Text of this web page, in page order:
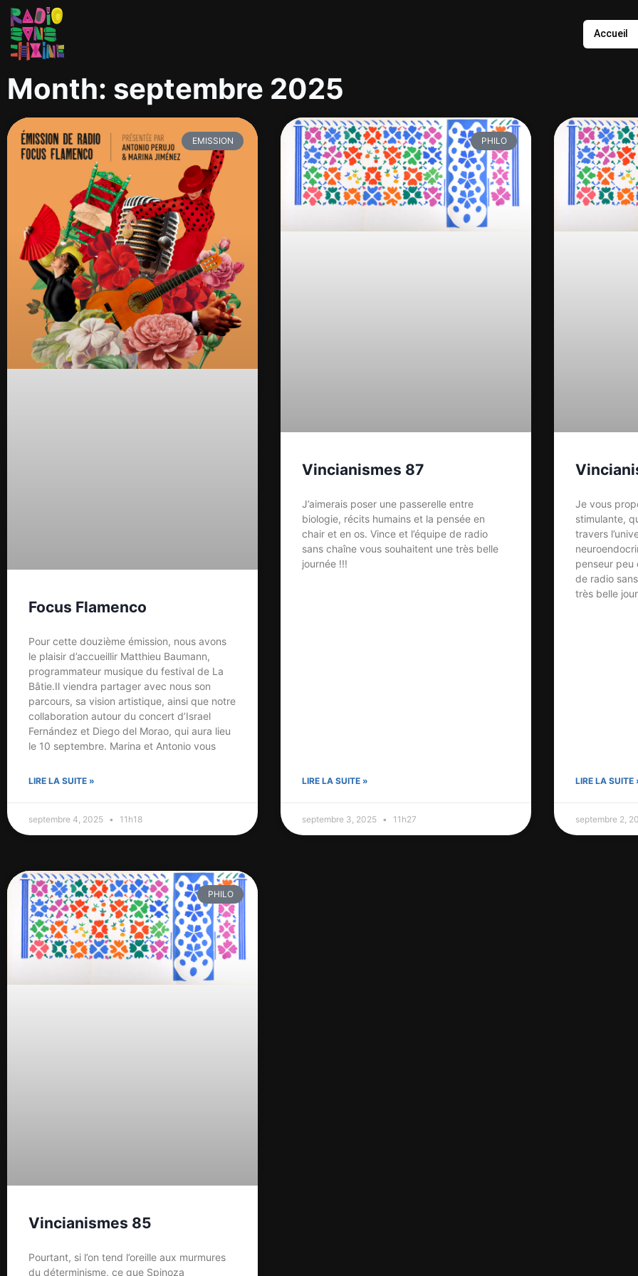
Accueil
Month: septembre 2025
EMISSION
Focus Flamenco
Pour cette douzième émission, nous avons
le plaisir d’accueillir Matthieu Baumann,
programmateur musique du festival de La
Bâtie.Il viendra partager avec nous son
parcours, sa vision artistique, ainsi que notre
collaboration autour du concert d’Israel
Fernández et Diego del Morao, qui aura lieu
le 10 septembre. Marina et Antonio vous
LIRE LA SUITE »
septembre 4, 2025 11h18
PHILO
Vincianismes 87
J’aimerais poser une passerelle entre
biologie, récits humains et la pensée en
chair et en os. Vince et l’équipe de radio
sans chaîne vous souhaitent une très belle
journée !!!
LIRE LA SUITE »
septembre 3, 2025 11h27
Je vous
stimulante,
travers
penseur peu
de radio
très belle
LIRE LA SUITE
septembre 2,
PHILO
Vincianismes 85
Pourtant, si l’on tend l’oreille aux murmures
du déterminisme, ce que Spinoza